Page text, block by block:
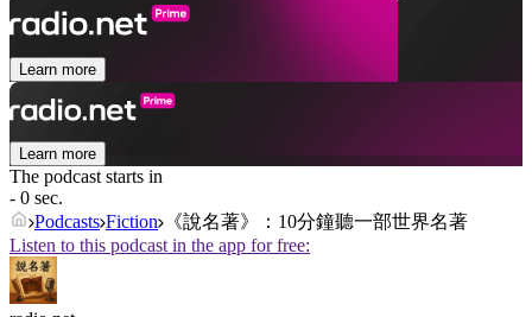
Learn more
Learn more
The podcast starts in
- 0 sec.
Podcasts Fiction
《說名著》：10分鐘聽一部世界名著
Listen to this podcast in the app for free: